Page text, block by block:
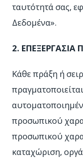
ταυτότητά σας,
Δεδομένα».
2.
Κάθε πράξη ή
προσωπικού
προσωπικού
καταχώριση,